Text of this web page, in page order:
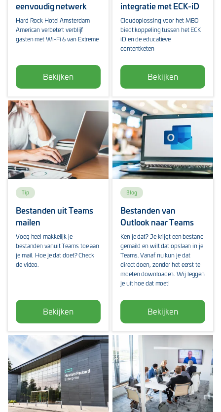
eenvoudig netwerk
Hard Rock Hotel Amsterdam
American verbetert verblijf
gasten met Wi-Fi 6 van Extreme
Bekijken
integratie met ECK-iD
Cloudoplossing voor het MBO
biedt koppeling tussen het ECK
iD en de educatieve
contentketen
Bekijken
Tip
Bestanden uit Teams
mailen
Voeg heel makkelijk je
bestanden vanuit Teams toe aan
je mail. Hoe je dat doet? Check
de video.
Bekijken
Blog
Bestanden van
Outlook naar Teams
Ken je dat? Je krijgt een bestand
gemaild en wilt dat opslaan in je
Teams. Vanaf nu kun je dat
direct doen, zonder het eerst te
moeten downloaden. Wij leggen
je uit hoe dat moet!
Bekijken